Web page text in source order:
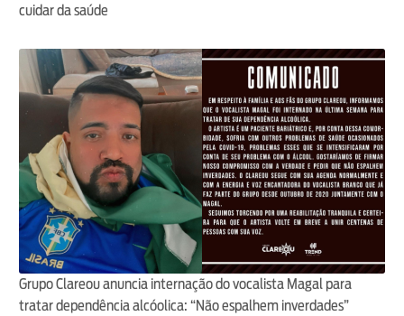
cuidar da saúde
Grupo Clareou anuncia internação do vocalista Magal para
tratar dependência alcóolica: “Não espalhem inverdades”